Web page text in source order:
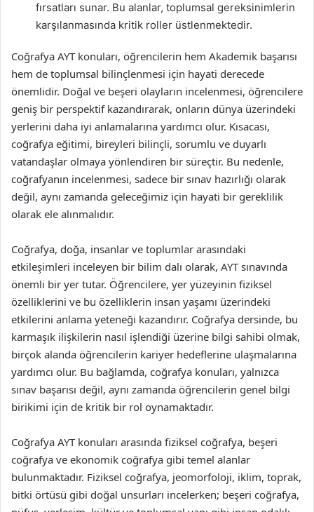
fırsatları sunar. Bu alanlar, toplumsal gereksinimlerin
karşılanmasında kritik roller üstlenmektedir.
Coğrafya AYT konuları, öğrencilerin hem Akademik başarısı
hem de toplumsal bilinçlenmesi için hayati derecede
önemlidir. Doğal ve beşeri olayların incelenmesi, öğrencilere
geniş bir perspektif kazandırarak, onların dünya üzerindeki
yerlerini daha iyi anlamalarına yardımcı olur. Kısacası,
coğrafya eğitimi, bireyleri bilinçli, sorumlu ve duyarlı
vatandaşlar olmaya yönlendiren bir süreçtir. Bu nedenle,
coğrafyanın incelenmesi, sadece bir sınav hazırlığı olarak
değil, aynı zamanda geleceğimiz için hayati bir gereklilik
olarak ele alınmalıdır.
Coğrafya, doğa, insanlar ve toplumlar arasındaki
etkileşimleri inceleyen bir bilim dalı olarak, AYT sınavında
önemli bir yer tutar. Öğrencilere, yer yüzeyinin fiziksel
özelliklerini ve bu özelliklerin insan yaşamı üzerindeki
etkilerini anlama yeteneği kazandırır. Coğrafya dersinde, bu
karmaşık ilişkilerin nasıl işlendiği üzerine bilgi sahibi olmak,
birçok alanda öğrencilerin kariyer hedeflerine ulaşmalarına
yardımcı olur. Bu bağlamda, coğrafya konuları, yalnızca
sınav başarısı değil, aynı zamanda öğrencilerin genel bilgi
birikimi için de kritik bir rol oynamaktadır.
Coğrafya AYT konuları arasında fiziksel coğrafya, beşeri
coğrafya ve ekonomik coğrafya gibi temel alanlar
bulunmaktadır. Fiziksel coğrafya, jeomorfoloji, iklim, toprak,
bitki örtüsü gibi doğal unsurları incelerken; beşeri coğrafya,